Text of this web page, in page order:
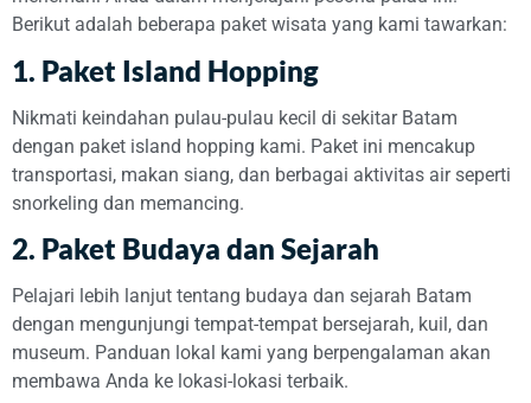
Berikut adalah beberapa paket wisata yang kami tawarkan:
1. Paket Island Hopping
Nikmati keindahan pulau-pulau kecil di sekitar Batam
dengan paket island hopping kami. Paket ini mencakup
transportasi, makan siang, dan berbagai aktivitas air seperti
snorkeling dan memancing.
2. Paket Budaya dan Sejarah
Pelajari lebih lanjut tentang budaya dan sejarah Batam
dengan mengunjungi tempat-tempat bersejarah, kuil, dan
museum. Panduan lokal kami yang berpengalaman akan
membawa Anda ke lokasi-lokasi terbaik.